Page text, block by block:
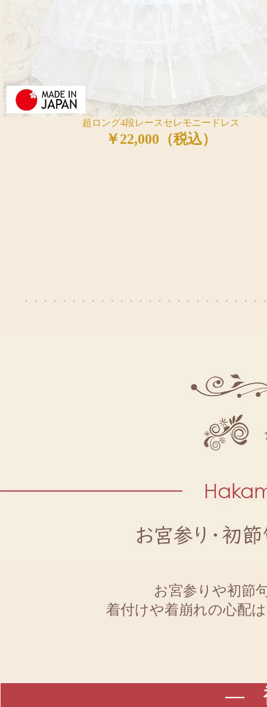
超ロング4段レースセレモニードレス
￥22,000（税込）
・・・・・・・・・・・・・・・・・・・・・・・・
お宮参りや初節
着付けや着崩れの心配
―